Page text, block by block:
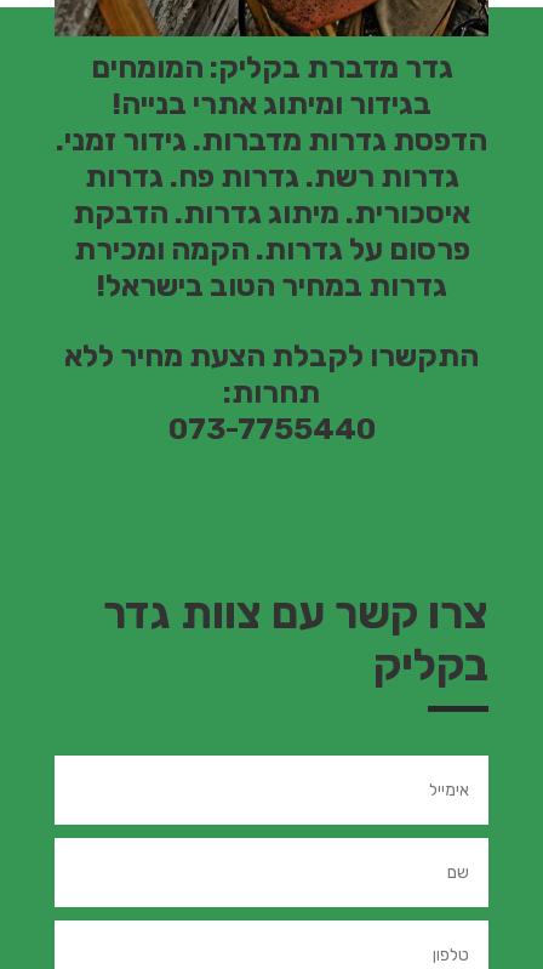
גדר מדברת בקליק: המומחים
בגידור ומיתוג אתרי בנייה!
הדפסת גדרות מדברות. גידור זמני.
גדרות רשת. גדרות פח. גדרות
איסכורית. מיתוג גדרות. הדבקת
פרסום על גדרות. הקמה ומכירת
גדרות במחיר הטוב בישראל!
התקשרו לקבלת הצעת מחיר ללא
תחרות:
073-7755440
צרו קשר עם צוות גדר
בקליק